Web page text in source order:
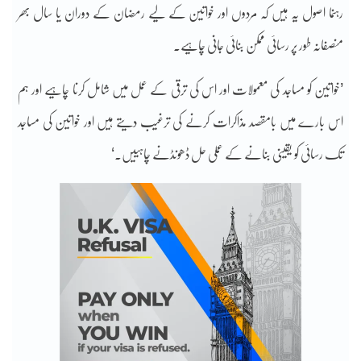
رہنما اصول یہ ہیں کہ مردوں اور خواتین کے لیے رمضان کے دوران یا سال بھر
منصفانہ طور پر رسائی ممکن بنائی جانی چاہیے۔
’خواتین کو مساجد کی معمولات اور اس کی ترقی کے عمل میں شامل کرنا چاہیے اور ہم
اس بارے میں بامقصد مذاکرات کرنے کی ترغیب دیتے ہیں اور خواتین کی مساجد
تک رسائی کو یقینی بنانے کے عملی حل ڈھونڈنے چاہییں۔‘